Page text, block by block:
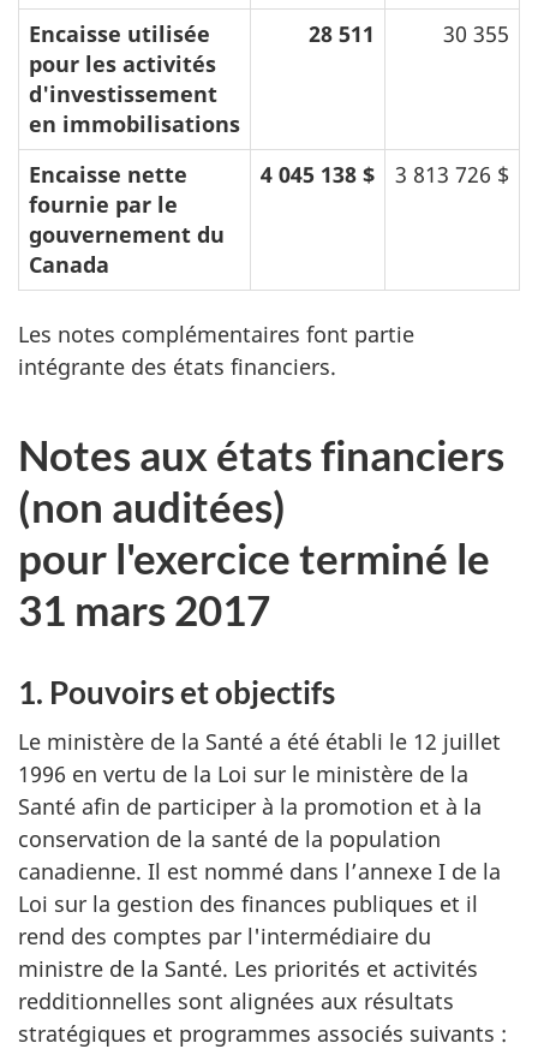
Encaisse utilisée
pour les activités
d'investissement
en immobilisations
28 511 30 355
Encaisse nette
fournie par le
gouvernement du
Canada
4 045 138 $ 3 813 726 $
Les notes complémentaires font partie
intégrante des états financiers.
Notes aux états financiers
(non auditées)
pour l'exercice terminé le
31 mars 2017
1. Pouvoirs et objectifs
Le ministère de la Santé a été établi le 12 juillet
1996 en vertu de la Loi sur le ministère de la
Santé afin de participer à la promotion et à la
conservation de la santé de la population
canadienne. Il est nommé dans l’annexe I de la
Loi sur la gestion des finances publiques et il
rend des comptes par l'intermédiaire du
ministre de la Santé. Les priorités et activités
redditionnelles sont alignées aux résultats
stratégiques et programmes associés suivants :